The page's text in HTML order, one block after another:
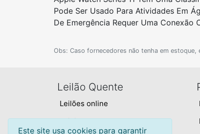
Pode Ser Usado Para Atividades Em
De Emergência Requer Uma
Obs: Caso fornecedores não tenha em estoque,
Leilão Quente
Leilões online
Leilões arrematados
Este site usa cookies para garantir